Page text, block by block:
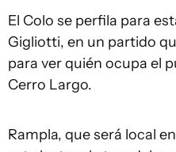
El Colo se perfila para
Gigliotti, en un partido
para ver quién ocupa el
Cerro Largo.
Rampla, que será local